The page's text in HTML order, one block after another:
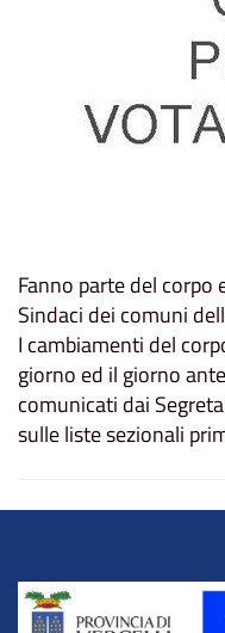
Fanno parte del corpo
Sindaci dei comuni
I cambiamenti del
giorno ed il giorno
comunicati dai
sulle liste sezionali
Title